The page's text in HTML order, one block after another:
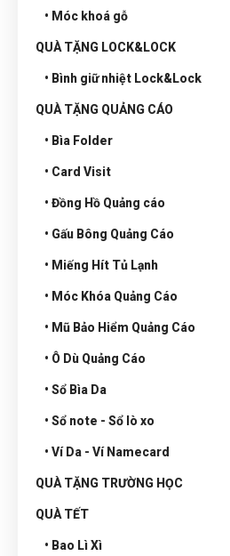
• Móc khoá gỗ
QUÀ TẶNG LOCK&LOCK
• Bình giữ nhiệt Lock&Lock
QUÀ TẶNG QUẢNG CÁO
• Bìa Folder
• Card Visit
• Đồng Hồ Quảng cáo
• Gấu Bông Quảng Cáo
• Miếng Hít Tủ Lạnh
• Móc Khóa Quảng Cáo
• Mũ Bảo Hiểm Quảng Cáo
• Ô Dù Quảng Cáo
• Sổ Bìa Da
• Sổ note - Sổ lò xo
• Ví Da - Ví Namecard
QUÀ TẶNG TRƯỜNG HỌC
QUÀ TẾT
• Bao Lì Xì